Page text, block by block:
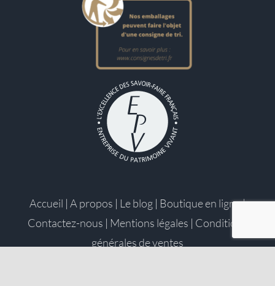
Accueil | A propos | Le blog | Boutique en ligne|
Contactez-nous | Mentions légales | Conditions
générales de ventes